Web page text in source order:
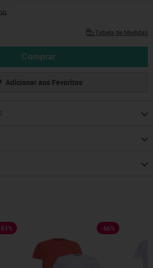
Tabela de Medidas
Comprar
Adicionar aos Favoritos
61 % -66%